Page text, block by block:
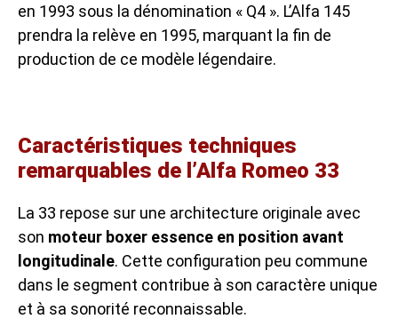
en 1993 sous la dénomination « Q4 ». L’Alfa 145
prendra la relève en 1995, marquant la fin de
production de ce modèle légendaire.
Caractéristiques techniques
remarquables de l’Alfa Romeo 33
La 33 repose sur une architecture originale avec
son moteur boxer essence en position avant
longitudinale. Cette configuration peu commune
dans le segment contribue à son caractère unique
et à sa sonorité reconnaissable.